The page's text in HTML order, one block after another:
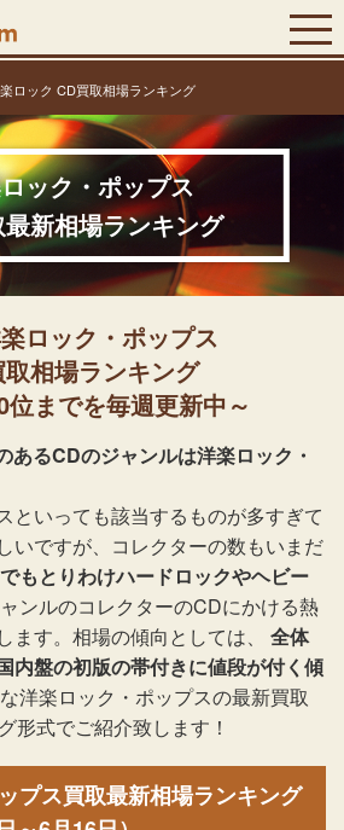
ロック CD買取相場ランキング
ック・ポップス
新相場ランキング
ロック・ポップス
取相場ランキング
位までを毎週更新中～
あるCDのジャンルは洋楽ロック・
といっても該当するものが多すぎて
いですが、コレクターの数もいまだ
もとりわけハードロックやヘビー
ンルのコレクターのCDにかける熱
す。相場の傾向としては、
全体
内盤の初版の帯付きに値段が付く傾
洋楽ロック・ポップスの最新買取
形式でご紹介致します！
プス買取最新相場ランキング